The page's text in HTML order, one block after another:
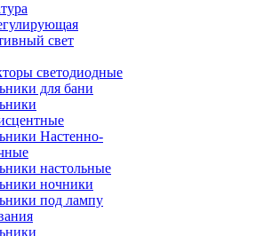
свет
светодиодные
для бани
Настенно-
настольные
ночники
под лампу